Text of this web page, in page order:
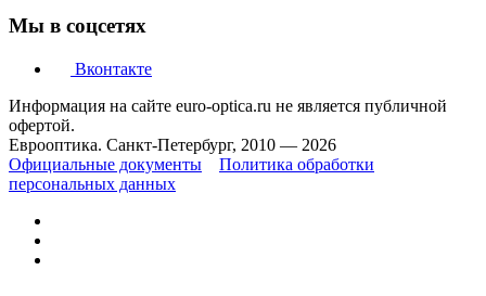
Мы в соцсетях
Вконтакте
Информация на сайте euro-optica.ru не является публичной
офертой.
Еврооптика. Санкт-Петербург, 2010 — 2026
Официальные документы
Политика обработки
персональных данных